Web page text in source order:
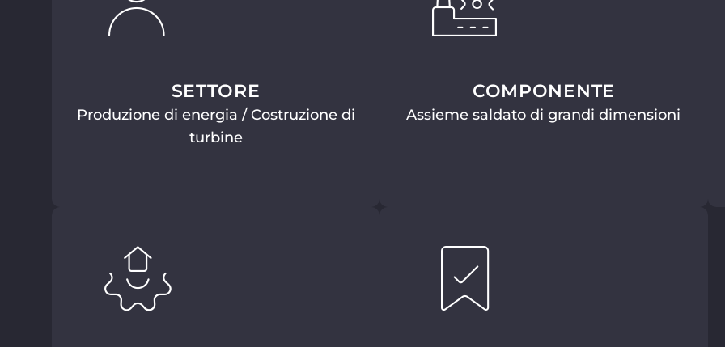
SETTORE
Produzione di energia / Costruzione di
turbine
COMPONENTE
Assieme saldato di grandi dimensioni